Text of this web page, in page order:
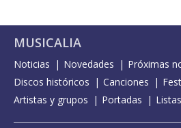
MUSICALIA
Noticias Novedades
Próximas
Discos históricos
Canciones
Artistas y grupos
Portadas Listas